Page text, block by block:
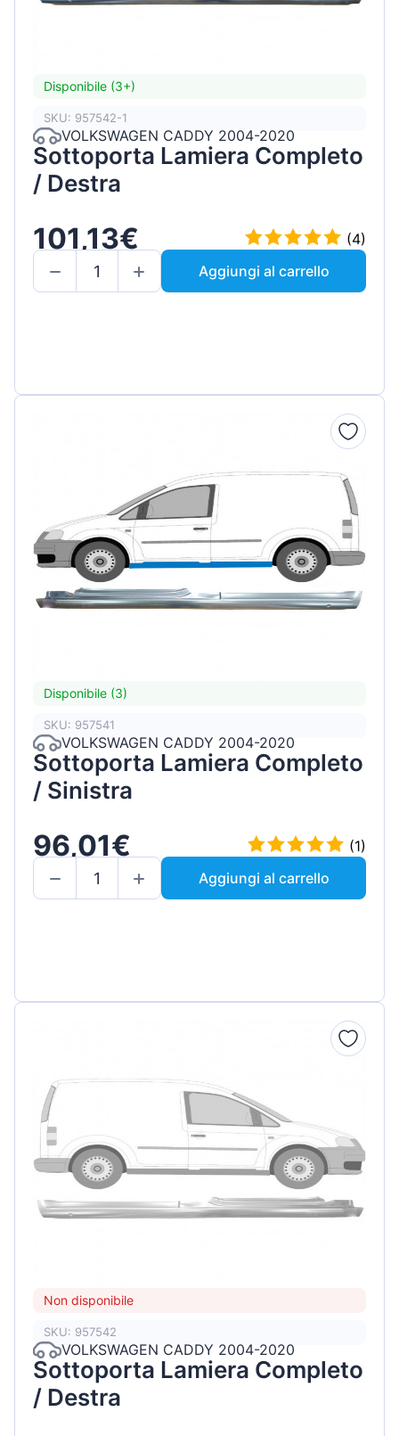
Disponibile (3+)
SKU: 957542-1
VOLKSWAGEN CADDY 2004-2020
Sottoporta Lamiera Completo
/ Destra
101,13€
(4)
Aggiungi al carrello
Disponibile (3)
SKU: 957541
VOLKSWAGEN CADDY 2004-2020
Sottoporta Lamiera Completo
/ Sinistra
96,01€
(1)
Aggiungi al carrello
Non disponibile
SKU: 957542
VOLKSWAGEN CADDY 2004-2020
Sottoporta Lamiera Completo
/ Destra